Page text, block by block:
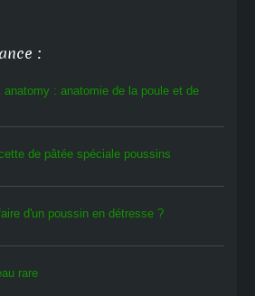
:
anatomy : anatomie de la poule et de
de pâtée spéciale poussins
d'un poussin en détresse ?
rare